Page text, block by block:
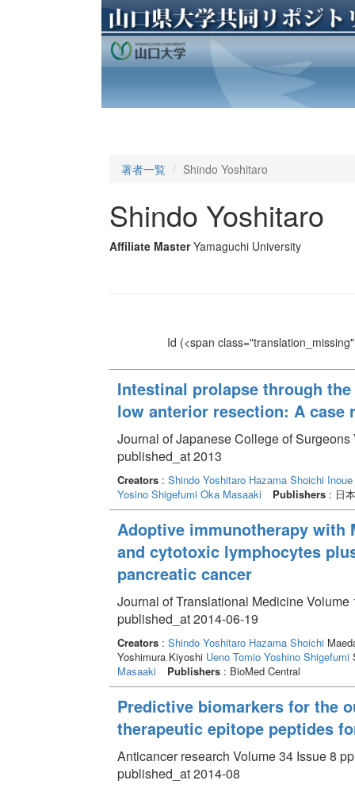
著者一覧 Shindo Yoshitaro
Shindo Yoshitaro
Affiliate Master Yamaguchi University
Id (<span
Intestinal prolapse through
low anterior resection: A case
Journal of Japanese College of
published_at 2013
Creators: Shindo Yoshitaro Hazama Shoichi
Yosino Shigefumi Oka Masaaki Publishers: 日
Adoptive immunotherapy with
and cytotoxic lymphocytes
pancreatic cancer
Journal of Translational Medicine Volume
published_at 2014-06-19
Creators: Shindo Yoshitaro Hazama Shoichi
Yoshimura Kiyoshi Ueno Tomio Yoshino Shigefumi
Masaaki
Publishers: BioMed Central
Predictive biomarkers for the
therapeutic epitope peptides
Anticancer research Volume 34 Issue 8
published_at 2014-08